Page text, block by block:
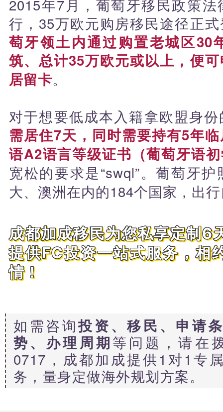
2015年7月，葡萄牙移民政策
行，35万欧元购房移民途径正
萄牙领土内通过购置老城区30
筑、总计35万欧元或以上，便
居留卡。
对于想要低成本入籍拿欧盟身
需居住7天，同时需要持有5年
语A2语言等级证书（葡萄牙语
宽松的要求是“swql”。葡萄牙
大、澳洲在内的184个国家，出
成都加成移民为您私享定制6
提供FC投资一站式服务，相
情！
如需咨询投资、移民、申请
势、办理周期等问题，请在
0717，成都加成提供1对1专
务，量身定做海外规划方案。